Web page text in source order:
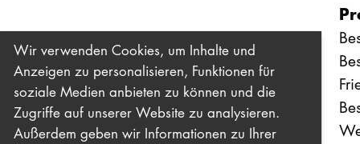
Wir verwenden Cookies, um Inhalte und
Anzeigen zu personalisieren, Funktionen für
soziale Medien anbieten zu können und die
Zugriffe auf unserer Website zu analysieren.
Außerdem geben wir Informationen zu Ihrer